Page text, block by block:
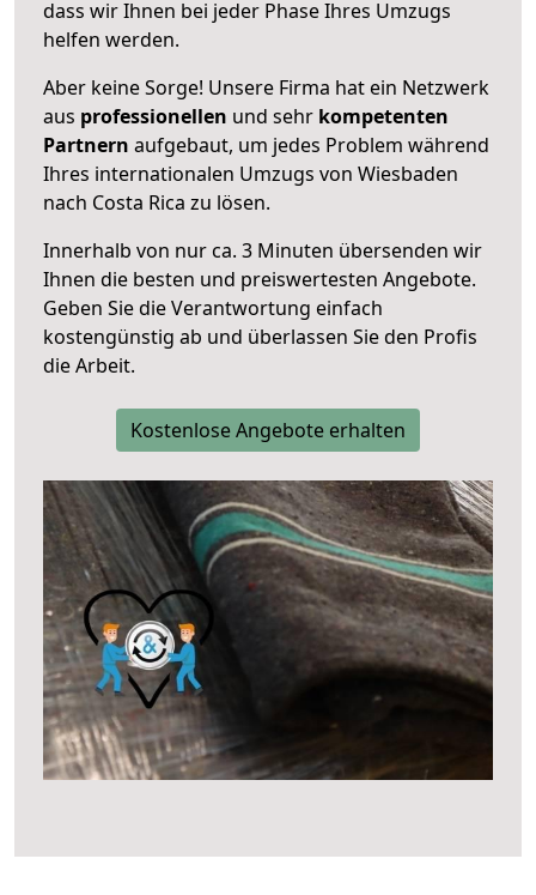
dass wir Ihnen bei jeder Phase Ihres Umzugs
helfen werden.
Aber keine Sorge! Unsere Firma hat ein Netzwerk
aus professionellen und sehr kompetenten
Partnern aufgebaut, um jedes Problem während
Ihres internationalen Umzugs von Wiesbaden
nach Costa Rica zu lösen.
Innerhalb von nur ca. 3 Minuten übersenden wir
Ihnen die besten und preiswertesten Angebote.
Geben Sie die Verantwortung einfach
kostengünstig ab und überlassen Sie den Profis
die Arbeit.
Kostenlose Angebote erhalten